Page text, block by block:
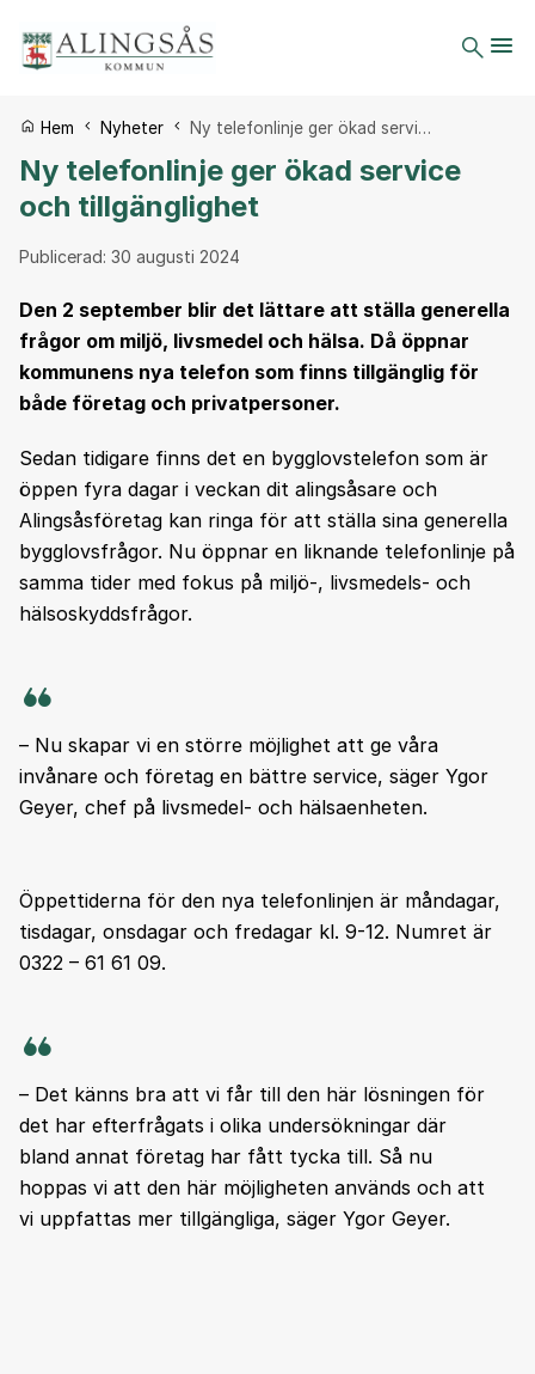
Du är här:
Hem Nyheter Ny telefonlinje ger ökad servi…
Ny telefonlinje ger ökad service
och tillgänglighet
Publicerad: 30 augusti 2024
Den 2 september blir det lättare att ställa generella
frågor om miljö, livsmedel och hälsa. Då öppnar
kommunens nya telefon som finns tillgänglig för
både företag och privatpersoner.
Sedan tidigare finns det en bygglovstelefon som är
öppen fyra dagar i veckan dit alingsåsare och
Alingsåsföretag kan ringa för att ställa sina generella
bygglovsfrågor. Nu öppnar en liknande telefonlinje på
samma tider med fokus på miljö-, livsmedels- och
hälsoskyddsfrågor.
– Nu skapar vi en större möjlighet att ge våra
invånare och företag en bättre service, säger Ygor
Geyer, chef på livsmedel- och hälsaenheten.
Öppettiderna för den nya telefonlinjen är måndagar,
tisdagar, onsdagar och fredagar kl. 9-12. Numret är
0322 – 61 61 09.
– Det känns bra att vi får till den här lösningen för
det har efterfrågats i olika undersökningar där
bland annat företag har fått tycka till. Så nu
hoppas vi att den här möjligheten används och att
vi uppfattas mer tillgängliga, säger Ygor Geyer.